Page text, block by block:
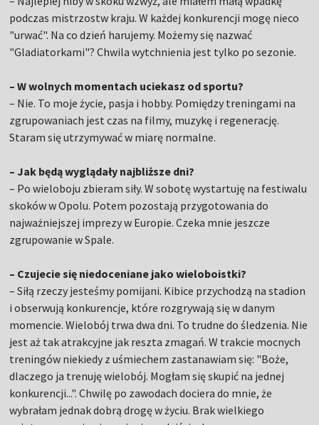
podczas mistrzostw kraju. W każdej konkurencji mogę nieco
"urwać". Na co dzień harujemy. Możemy się nazwać
"Gladiatorkami"? Chwila wytchnienia jest tylko po sezonie.
– W wolnych momentach uciekasz od sportu?
– Nie. To moje życie, pasja i hobby. Pomiędzy treningami na
zgrupowaniach jest czas na filmy, muzykę i regenerację.
Staram się utrzymywać w miarę normalne.
– Jak będą wyglądały najbliższe dni?
– Po wieloboju zbieram siły. W sobotę wystartuję na festiwalu
skoków w Opolu. Potem pozostają przygotowania do
najważniejszej imprezy w Europie. Czeka mnie jeszcze
zgrupowanie w Spale.
– Czujecie się niedoceniane jako wieloboistki?
– Siłą rzeczy jesteśmy pomijani. Kibice przychodzą na stadion
i obserwują konkurencje, które rozgrywają się w danym
momencie. Wielobój trwa dwa dni. To trudne do śledzenia. Nie
jest aż tak atrakcyjne jak reszta zmagań. W trakcie mocnych
treningów niekiedy z uśmiechem zastanawiam się: "Boże,
dlaczego ja trenuję wielobój. Mogłam się skupić na jednej
konkurencji...". Chwilę po zawodach dociera do mnie, że
wybrałam jednak dobrą drogę w życiu. Brak wielkiego